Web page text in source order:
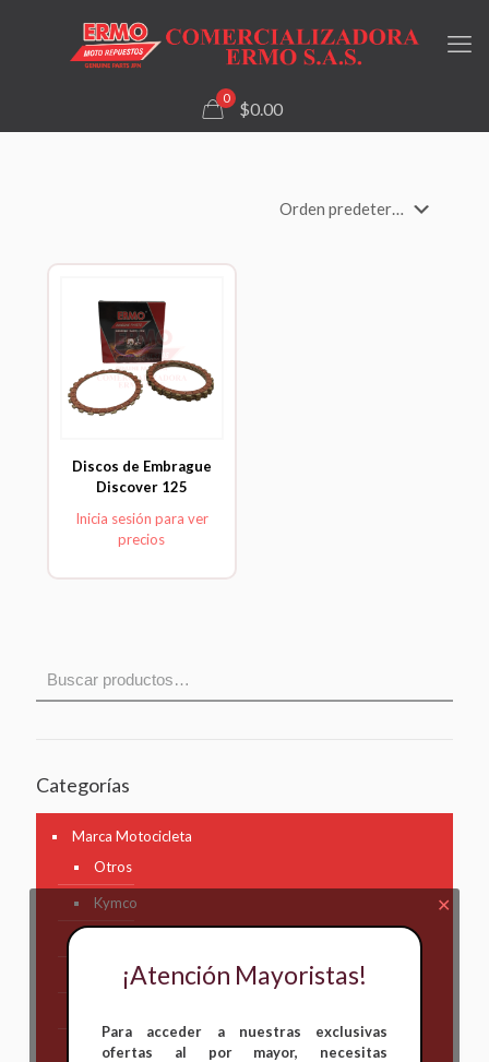
0
$0.00
Discos de Embrague
Discover 125
Inicia sesión para ver
precios
Categorías
Marca Motocicleta
Otros
Kymco
Honda
✕
¡Atención Mayoristas!
Para acceder a nuestras exclusivas
ofertas al por mayor, necesitas